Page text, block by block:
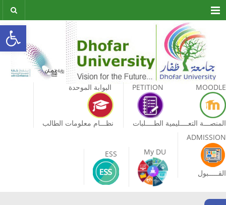
Menu
MOODLE
المنصـــة التعــــليمية
PETITION
الطــــلبات
البوابة الموحدة
نظـــام معلومات الطالب
ADMISSION
القـــــبول